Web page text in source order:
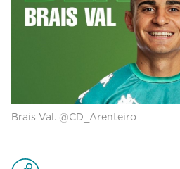
Brais Val. @CD_Arenteiro